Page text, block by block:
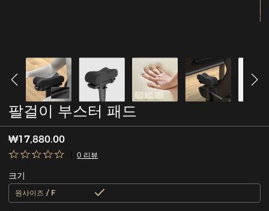
팔걸이 부스터 패드
₩17,880.00
0 리뷰
크기
원사이즈 / F